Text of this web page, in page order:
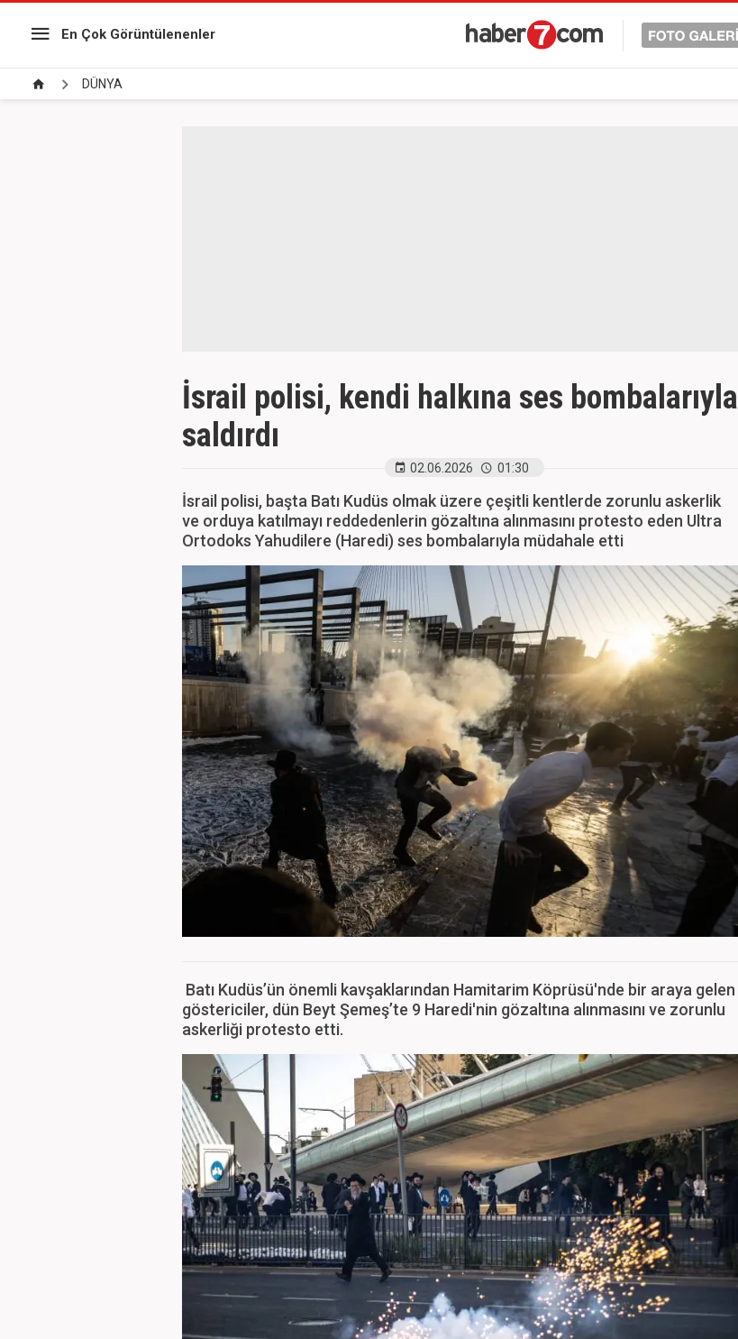
En Çok Görüntülenenler
DÜNYA
İsrail polisi, kendi halkına ses bombalarıyla
saldırdı
02.06.2026 01:30
İsrail polisi, başta Batı Kudüs olmak üzere çeşitli kentlerde zorunlu askerlik
ve orduya katılmayı reddedenlerin gözaltına alınmasını protesto eden Ultra
Ortodoks Yahudilere (Haredi) ses bombalarıyla müdahale etti
Batı Kudüs’ün önemli kavşaklarından Hamitarim Köprüsü'nde bir araya gelen
göstericiler, dün Beyt Şemeş’te 9 Haredi'nin gözaltına alınmasını ve zorunlu
askerliği protesto etti.